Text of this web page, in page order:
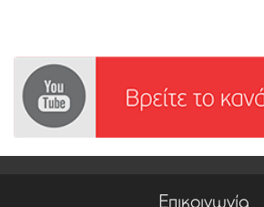
Επικοινωνία